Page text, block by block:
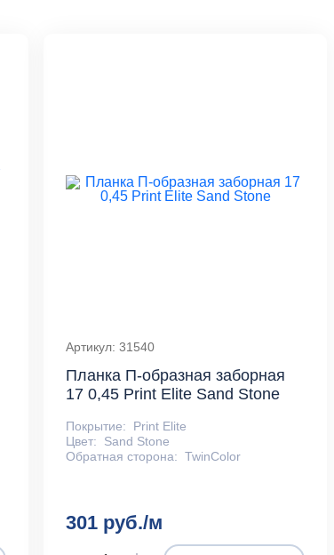
Артикул: 31540
Планка П-образная заборная
17 0,45 Print Elite Sand Stone
Покрытие:
Print Elite
Цвет:
Sand Stone
Обратная сторона: TwinColor
301 руб./м